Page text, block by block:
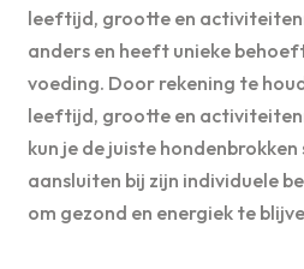
leeftijd, grootte en
anders en heeft unieke
voeding. Door rekening te
leeftijd, grootte en
kun je de juiste
aansluiten bij zijn individuele
om gezond en energiek te